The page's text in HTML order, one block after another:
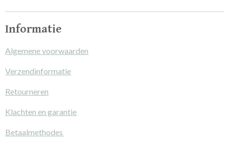
Informatie
Algemene voorwaarden
Verzendinformatie
Retourneren
Klachten en garantie
Betaalmethodes